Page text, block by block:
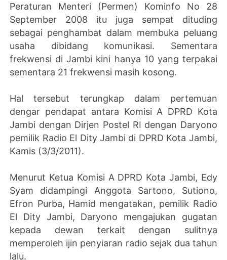
Peraturan Menteri (Permen) Kominfo No 28
September 2008 itu juga sempat dituding
sebagai penghambat dalam membuka peluang
usaha dibidang komunikasi. Sementara
frekwensi di Jambi kini hanya 10 yang terpakai
sementara 21 frekwensi masih kosong.
Hal tersebut terungkap dalam pertemuan
dengar pendapat antara Komisi A DPRD Kota
Jambi dengan Dirjen Postel RI dengan Daryono
pemilik Radio El Dity Jambi di DPRD Kota Jambi,
Kamis (3/3/2011).
Menurut Ketua Komisi A DPRD Kota Jambi, Edy
Syam didampingi Anggota Sartono, Sutiono,
Efron Purba, Hamid mengatakan, pemilik Radio
El Dity Jambi, Daryono mengajukan gugatan
kepada dewan terkait dengan sulitnya
memperoleh ijin penyiaran radio sejak dua tahun
lalu.